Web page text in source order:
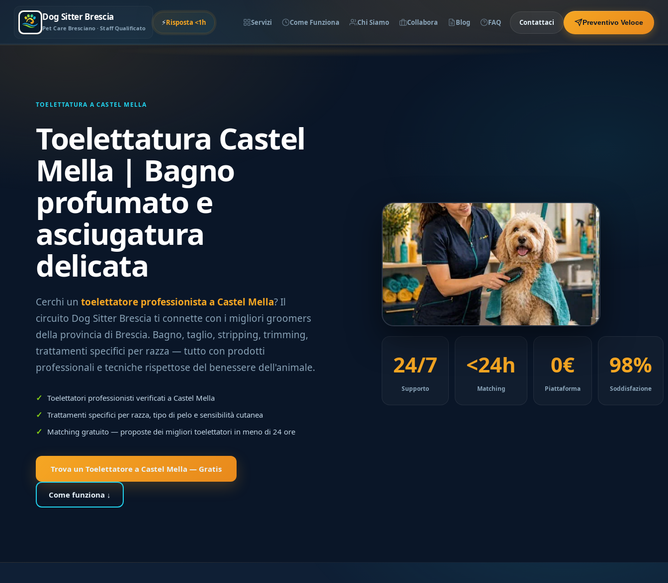
Dog Sitter Brescia
Pet Care Bresciano · Staff Qualificato
⚡Risposta <1h Servizi Come Funziona Chi Siamo Collabora Blog FAQ Contattaci Preventivo Veloce
TOELETTATURA A CASTEL MELLA
Toelettatura Castel
Mella | Bagno
profumato e
asciugatura
delicata
Cerchi un toelettatore professionista a Castel Mella? Il
circuito Dog Sitter Brescia ti connette con i migliori groomers
della provincia di Brescia. Bagno, taglio, stripping, trimming,
trattamenti specifici per razza — tutto con prodotti
professionali e tecniche rispettose del benessere dell'animale.
Toelettatori professionisti verificati a Castel Mella
Trattamenti specifici per razza, tipo di pelo e sensibilità cutanea
Matching gratuito — proposte dei migliori toelettatori in meno di 24 ore
Trova un Toelettatore a Castel Mella — Gratis
Come funziona ↓
24/7
Supporto
<24h
Matching
0€
Piattaforma
98%
Soddisfazione